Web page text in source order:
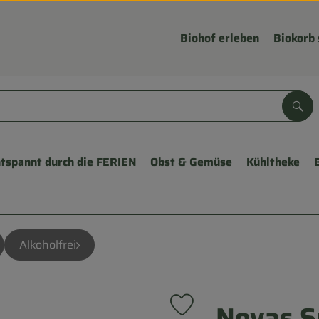
Biohof erleben Biokorb
durch die FERIEN Obst & Gemüse Kühltheke
Alkoholfrei
Produkt zu Favouriten